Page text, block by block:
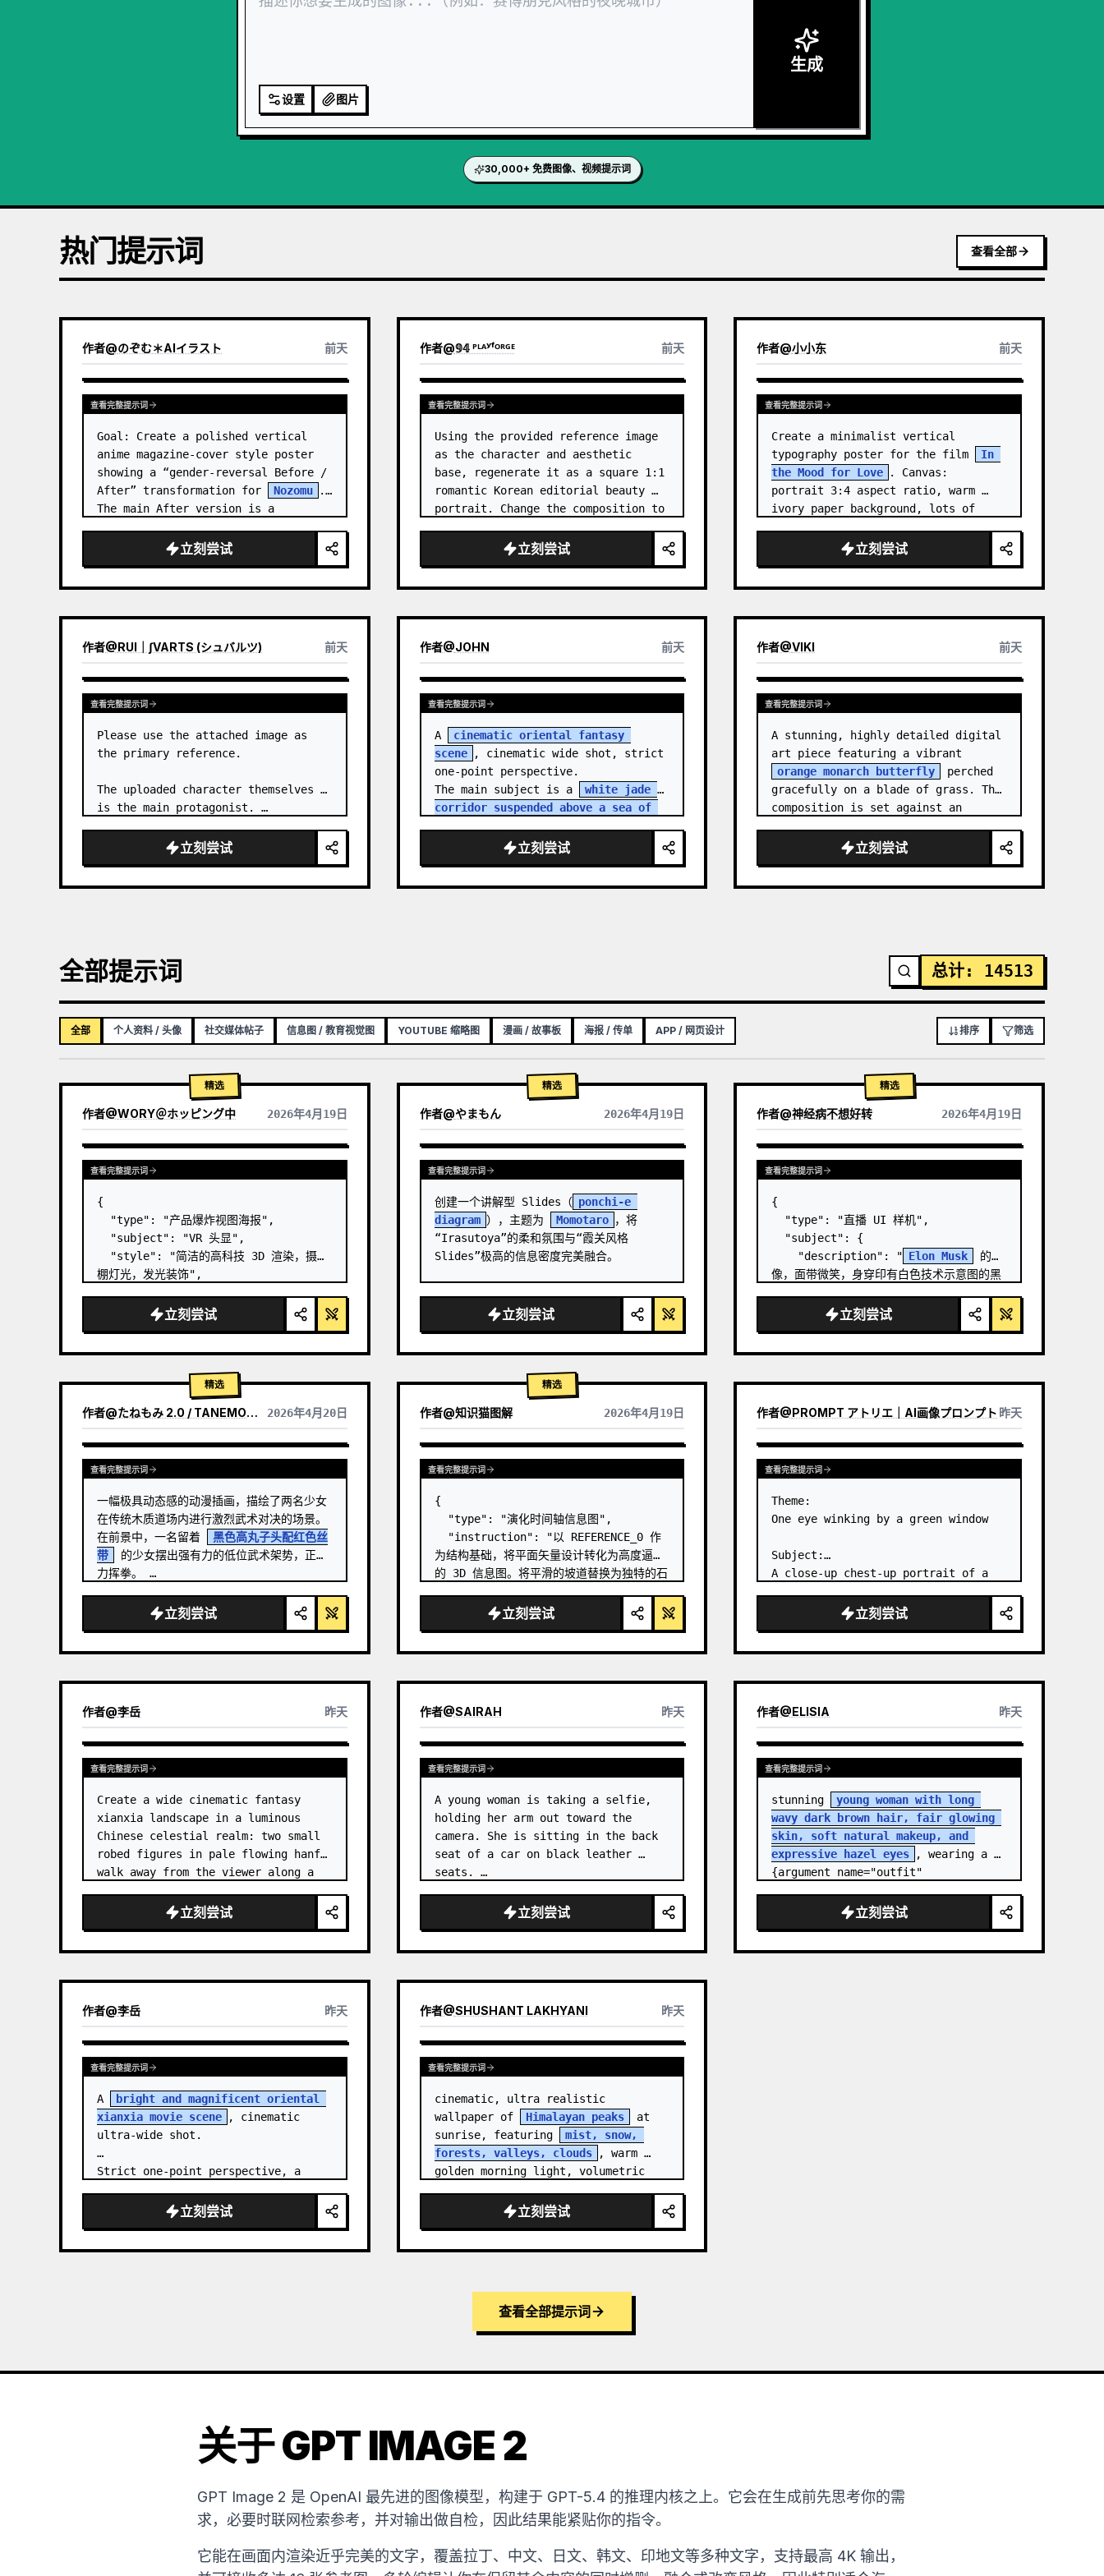
设置 图片
生成
30,000+ 免费图像、视频提示词
热门提示词 查看全部
作者@のぞむ＊AIイラスト 前天
查看完整提示词
Goal: Create a polished vertical
anime magazine-cover style poster
showing a “gender-reversal Before /
After” transformation for
Nozomu
.
The main After version is a
boy who preserves…
立刻尝试
作者@𝟡𝟜 ᴾᴸᴬʸᶠᴼᴿᴳᴱ 前天
查看完整提示词
Using the provided reference image
as the character and aesthetic
base, regenerate it as a square 1:1
romantic Korean editorial beauty
portrait. Change the composition to
the subject facing right, eyes
closed, gently smellin…
立刻尝试
作者@小小东 前天
查看完整提示词
Create a minimalist vertical
typography poster for the film
In
the Mood for Love
. Canvas:
portrait 3:4 aspect ratio, warm
ivory paper background, lots of
composition. …立刻尝试
作者@RUI｜∫VARTS (シュバルツ) 前天
查看完整提示词
Please use the attached image as
the primary reference.
The uploaded character themselves
is the main protagonist. …
立刻尝试
作者@JOHN 前天
查看完整提示词
A
cinematic oriental fantasy
scene
, cinematic wide shot, strict
one-point perspective.
The main subject is a
white jade
corridor suspended above a sea of
立刻尝试
作者@VIKI 前天
查看完整提示词
A stunning, highly detailed digital
orange monarch butterfly
perched
gracefully on a blade of grass. The
composition is set against an
composed of mosa…
立刻尝试
全部提示词 总计: 14513
全部 个人资料 / 头像 社交媒体帖子 信息图 / 教育视觉图 YOUTUBE 缩略图 漫画 / 故事板 海报 / 传单 APP / 网页设计 排序 筛选
精选
作者@WORY＠ホッピング中 2026年4月19日
查看完整提示词
{
  "type": "产品爆炸视图海报",
  "subject": "VR 头显",
  "style": "简洁的高科技 3D 渲染，摄影
棚灯光，发光装饰",
  "header": {
    "logo": "∞
Meta Quest 3 ",
立刻尝试
精选
作者@やまもん 2026年4月19日
查看其它模型的结果
查看完整提示词
创建一个讲解型 Slides（ ponchi-e
diagram ），主题为 Momotaro ，将
“Irasutoya”的柔和氛围与“霞关风格
Slides”极高的信息密度完美融合。
立刻尝试
精选
作者@神经病不想好转 2026年4月19日
查看完整提示词
{
  "type": "直播 UI 样机",
  "subject": {
    "description": "
Elon Musk
的肖
像，面带微笑，身穿印有白色技术示意图的黑
    "background": "左侧显示带有
' SPACEX ' 文字的屏幕，右侧显示红色的
立刻尝试
精选
作者@たねもみ 2.0 / TANEMOMI VER2.0 2026年4月20日
查看完整提示词
一幅极具动态感的动漫插画，描绘了两名少女
在传统木质道场内进行激烈武术对决的场景。
在前景中，一名留着
黑色高丸子头配红色丝
带
的少女摆出强有力的低位武术架势，正奋
力挥拳。 …
立刻尝试
精选
作者@知识猫图解 2026年4月19日
查看完整提示词
{
  "type": "演化时间轴信息图",
  "instruction": "以 REFERENCE_0 作
为结构基础，将平面矢量设计转化为高度逼真
的 3D 信息图。将平滑的坡道替换为独特的石
  "style": {
name=\"staircas…
立刻尝试
作者@PROMPT アトリエ｜AI画像プロンプト 昨天
查看完整提示词
Theme:
One eye winking by a green window
Subject:
A close-up chest-up portrait of a
trimmed dress leaning her cheek on
one hand and smiling with one eye
立刻尝试
作者@李岳 昨天
查看完整提示词
Create a wide cinematic fantasy
xianxia landscape in a luminous
Chinese celestial realm: two small
robed figures in pale flowing hanfu
walk away from the viewer along a
enormous ornate palace gate rising
from a mirror-still l…
立刻尝试
作者@SAIRAH 昨天
查看完整提示词
A young woman is taking a selfie,
holding her arm out toward the
camera. She is sitting in the back
seat of a car on black leather
seats. …
立刻尝试
作者@ELISIA 昨天
查看完整提示词
stunning
young woman with long
wavy dark brown hair, fair glowing
skin, soft natural makeup, and
expressive hazel eyes
, wearing a
{argument name="outfit"
red streetwear outfit consisting of
a…
立刻尝试
作者@李岳 昨天
查看完整提示词
A
bright and magnificent oriental
xianxia movie scene
, cinematic
ultra-wide shot.
Strict one-point perspective, a
light golden jade, passing through
the sea of clouds from the bottom…
立刻尝试
作者@SHUSHANT LAKHYANI 昨天
查看完整提示词
cinematic, ultra realistic
wallpaper of
Himalayan peaks
at
sunrise, featuring
mist, snow,
forests, valleys, clouds
, warm
golden morning light, volumetric
立刻尝试
查看全部提示词
关于 GPT IMAGE 2
GPT Image 2 是 OpenAI 最先进的图像模型，构建于 GPT-5.4 的推理内核之上。它会在生成前先思考你的需
求，必要时联网检索参考，并对输出做自检，因此结果能紧贴你的指令。
它能在画面内渲染近乎完美的文字，覆盖拉丁、中文、日文、韩文、印地文等多种文字，支持最高 4K 输出，